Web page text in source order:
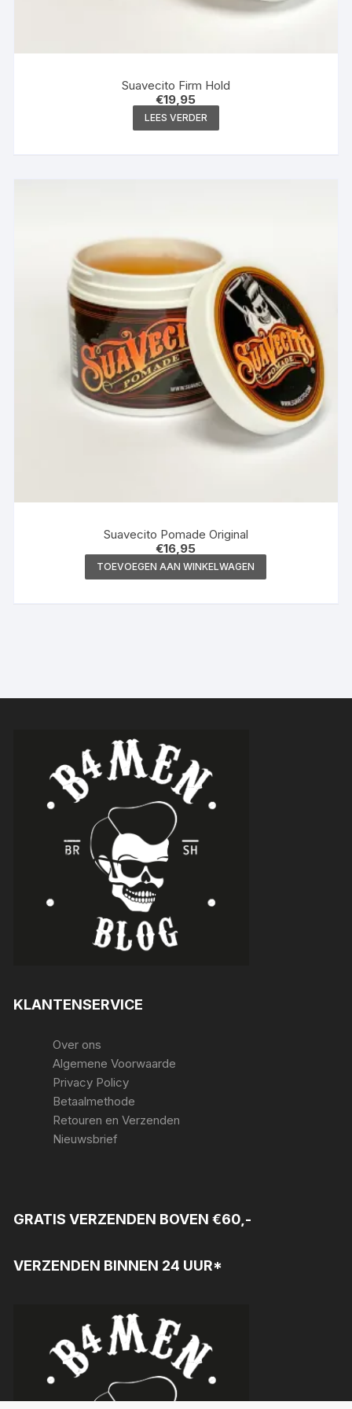
Suavecito Firm Hold
€19,95
LEES VERDER
Suavecito Pomade Original
€16,95
TOEVOEGEN AAN WINKELWAGEN
KLANTENSERVICE
Over ons
Algemene Voorwaarde
Privacy Policy
Betaalmethode
Retouren en Verzenden
Nieuwsbrief
GRATIS VERZENDEN BOVEN €60,-
VERZENDEN BINNEN 24 UUR*